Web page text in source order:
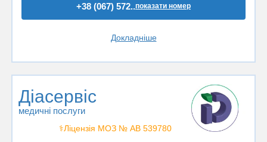
+38 (067) 572..показати номер
Докладніше
Діасервіс
медичні послуги
⚕️Ліцензія МОЗ № АВ 539780